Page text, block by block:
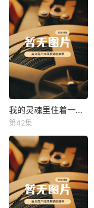
我的灵魂里住着一条龙 我的灵魂里住着一条龙
第42集